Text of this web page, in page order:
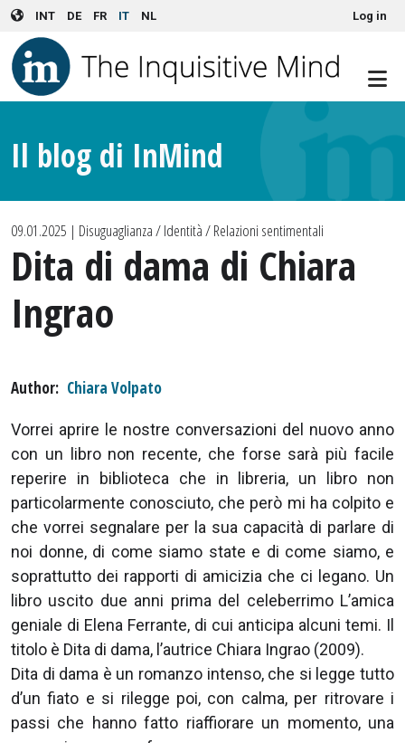
Skip to main content
INT DE FR IT NL User account menuLog in
Il blog di InMind
09.01.2025 | Disuguaglianza / Identità / Relazioni sentimentali
Dita di dama di Chiara
Ingrao
Author Chiara Volpato
Vorrei aprire le nostre conversazioni del nuovo anno
con un libro non recente, che forse sarà più facile
reperire in biblioteca che in libreria, un libro non
particolarmente conosciuto, che però mi ha colpito e
che vorrei segnalare per la sua capacità di parlare di
noi donne, di come siamo state e di come siamo, e
soprattutto dei rapporti di amicizia che ci legano. Un
libro uscito due anni prima del celeberrimo L’amica
geniale di Elena Ferrante, di cui anticipa alcuni temi. Il
titolo è Dita di dama, l’autrice Chiara Ingrao (2009).
Dita di dama è un romanzo intenso, che si legge tutto
d’un fiato e si rilegge poi, con calma, per ritrovare i
passi che hanno fatto riaffiorare un momento, una